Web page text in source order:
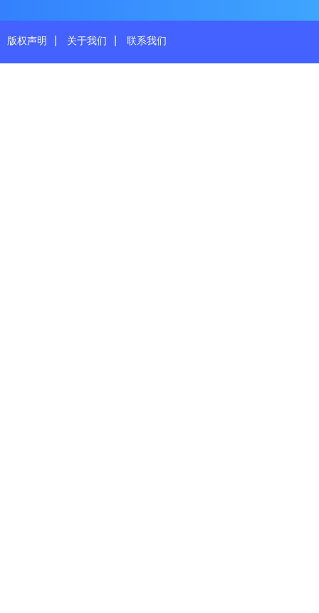
版权声明 关于我们 联系我们